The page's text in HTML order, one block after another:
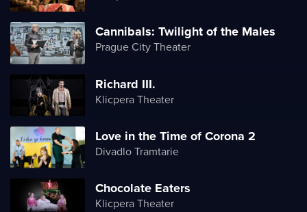
Cannibals: Twilight of the Males
Prague City Theater
Richard III.
Klicpera Theater
Love in the Time of Corona 2
Divadlo Tramtarie
Chocolate Eaters
Klicpera Theater